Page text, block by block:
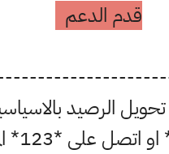
قدم الدعم
الرصيد
اكتب